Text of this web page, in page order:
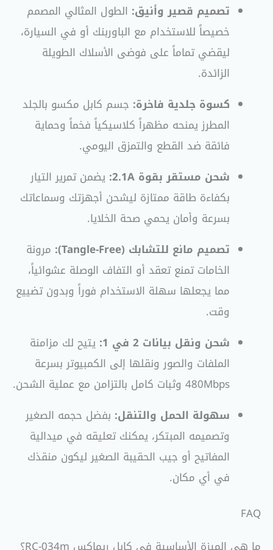
تصميم قصير وأنيق: الطول المثالي المصمم
خصيصاً للاستخدام مع الباوربنك أو في السيارة،
ليقضي تماماً على فوضى الأسلاك الطويلة
الزائدة.
كسوة جلدية فاخرة: جسم كابل مكسو بالجلد
المطرز يمنحه مظهراً كلاسيكياً فخماً وحماية
فائقة ضد القطع والتمزق اليومي.
شحن مستقر بقوة 2.1A:
يضمن تمرير التيار
بكفاءة طاقة ممتازة ليشحن أجهزتك وسماعاتك
بسرعة وأمان يحمي صحة الخلايا.
تصميم مانع للتشابك (Tangle-Free):
مرونة
الخامات تمنع تعقد أو التفاف الوصلة عشوائياً،
مما يجعلها سهلة الاستخدام فوراً وبدون تضييع
وقت.
شحن ونقل بيانات 2 في 1:
يتيح لك مزامنة
الملفات والصور ونقلها إلى الكمبيوتر بسرعة
480Mbps وثبات كامل بالتزامن مع عملية الشحن.
سهولة الحمل والتنقل: بفضل حجمه الصغير
وتصميمه المبتكر، يمكنك تعليقه في ميدالية
المفاتيح أو جيب الحقيبة الصغير ليكون منقذك
في أي مكان.
FAQ